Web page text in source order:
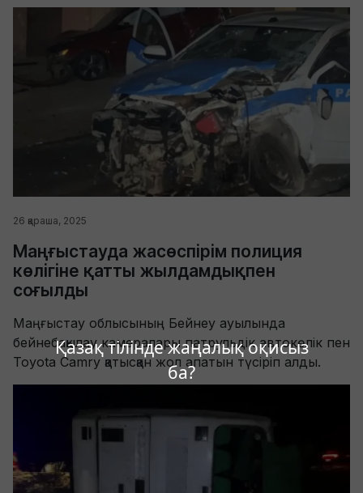
Қазақ тілінде жаңалық оқисыз
ба?
26 қараша, 2025
Маңғыстауда жасөспірім полиция
көлігіне қатты жылдамдықпен
соғылды
Маңғыстау облысының Бейнеу ауылында
бейнебақылау камералары патрульдік автокөлік пен
Toyota Camry қатысқан жол апатын түсіріп алды.